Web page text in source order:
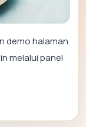
demo halaman
melalui panel